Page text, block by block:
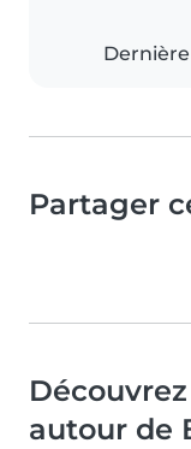
Partager
autour de